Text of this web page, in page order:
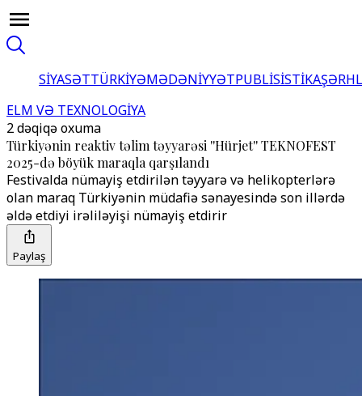
SİYASƏTTÜRKİYƏMƏDƏNİYYƏTPUBLİSİSTİKA
ELM VƏ TEXNOLOGİYA
2 dəqiqə oxuma
Türkiyənin reaktiv təlim təyyarəsi ''Hürjet'' TEKNOFEST
2025-də böyük maraqla qarşılandı
Festivalda nümayiş etdirilən təyyarə və helikopterlərə
olan maraq Türkiyənin müdafiə sənayesində son illərdə
əldə etdiyi irəliləyişi nümayiş etdirir
Paylaş